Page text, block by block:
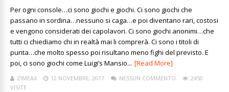
Per ogni console…ci sono giochi e giochi. Ci sono giochi che
passano in sordina…nessuno si caga…e poi diventano rari, costosi
e vengono considerati dei capolavori. Ci sono giochi anonimi…che
tutti ci chiediamo chi in realtà mai li comprerà. Ci sono i titoli di
punta…che molto spesso poi risultano meno fighi del previsto. E
poi, ci sono giochi come Luigi’s Mansio... [Read More]
ZIMEAX 12 NOVEMBRE, 2017 NESSUN COMMENTO
2450
VISITE